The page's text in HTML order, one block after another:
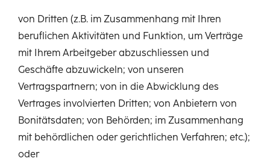
von Dritten (z.B. im Zusammenhang mit Ihren
beruflichen Aktivitäten und Funktion, um Verträge
mit Ihrem Arbeitgeber abzuschliessen und
Geschäfte abzuwickeln; von unseren
Vertragspartnern; von in die Abwicklung des
Vertrages involvierten Dritten; von Anbietern von
Bonitätsdaten; von Behörden; im Zusammenhang
mit behördlichen oder gerichtlichen Verfahren; etc.);
oder